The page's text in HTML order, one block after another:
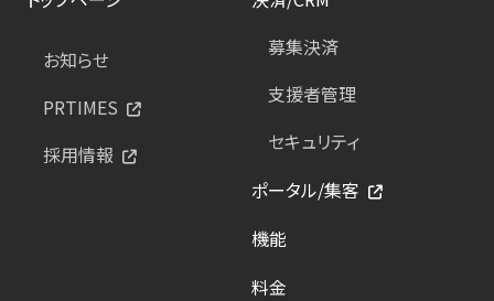
お知らせ
PRTIMES
採用情報
募集決済
支援者管理
セキュリティ
ポータル/集客
機能
料金